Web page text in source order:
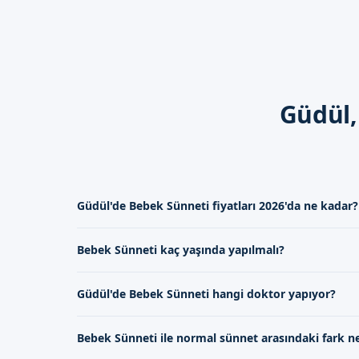
İlk günler banyo
Giydirirken dikkatli olun ve
Güdül'de bebek sünneti için
gerçekleştirmek için buradadır.
Güdül'de Bebek Sünneti fiyatları 2026'da ne kadar?
değişmektedir.
Bebek Sünneti kaç yaşında yapılmalı?
dönemdir.
Güdül'de Bebek Sünneti hangi doktor yapıyor?
Bebek Sünneti ile normal sünnet arasındaki fark